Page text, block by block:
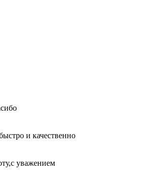
и качественно
уважением